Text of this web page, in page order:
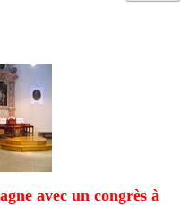
avec un congrès à